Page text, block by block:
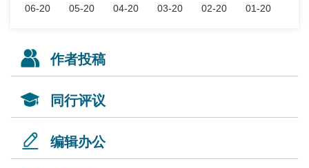
06-20
05-20
04-20
03-20
02-20
01-20
作者投稿
同行评议
编辑办公